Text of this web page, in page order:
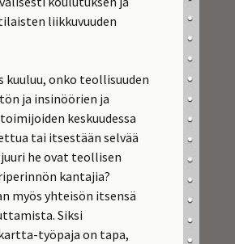
liikkuvuuden
kuuluu, onko teollisuuden
ja insinöörien ja
keskuudessa
tai itsestään selvää
he ovat teollisen
kantajia?
myös yhteisön itsensä
Siksi
työpaja on tapa,